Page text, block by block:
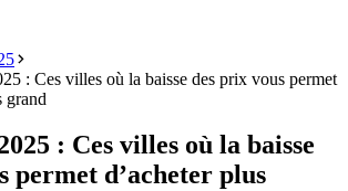
: Ces villes où la baisse des prix vous permet
grand
: Ces villes où la baisse
permet d’acheter plus